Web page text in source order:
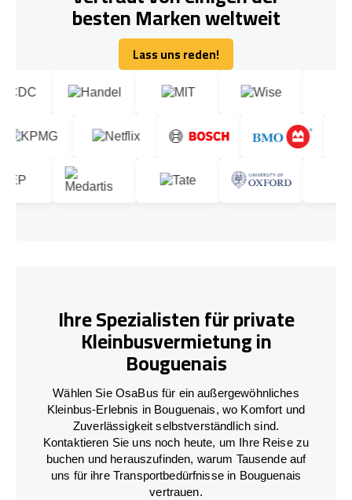
besten Marken weltweit
Lass uns reden!
Lass uns reden!
Ihre Spezialisten für private
Kleinbusvermietung in
Bouguenais
Wählen Sie OsaBus für ein außergewöhnliches
Kleinbus-Erlebnis in Bouguenais, wo Komfort und
Zuverlässigkeit selbstverständlich sind.
Kontaktieren Sie uns noch heute, um Ihre Reise zu
buchen und herauszufinden, warum Tausende auf
uns für ihre Transportbedürfnisse in Bouguenais
vertrauen.